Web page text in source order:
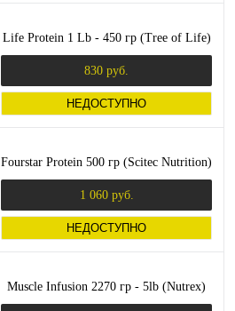
Life Protein 1 Lb - 450 гр (Tree of Life)
830 руб.
НЕДОСТУПНО
Fourstar Protein 500 гр (Scitec Nutrition)
1 060 руб.
НЕДОСТУПНО
Muscle Infusion 2270 гр - 5lb (Nutrex)